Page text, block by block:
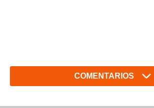
COMENTARIOS